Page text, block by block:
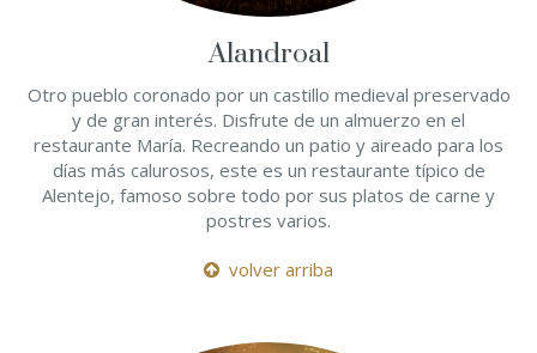
Alandroal
Otro pueblo coronado por un castillo medieval preservado
y de gran interés. Disfrute de un almuerzo en el
restaurante María. Recreando un patio y aireado para los
días más calurosos, este es un restaurante típico de
Alentejo, famoso sobre todo por sus platos de carne y
postres varios.
volver arriba